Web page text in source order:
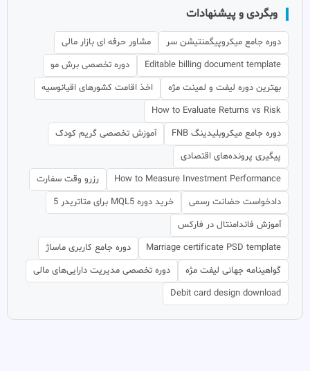
وبگردی و پیشنهادات
دوره جامع میکروپیگمنتیشن سر
مشاور حرفه ای بازار مالی
Editable billing document template
دوره تخصصی برش مو
بهترین دوره لیفت و لمینت مژه
اخذ اقامت کشورهای اقیانوسیه
How to Evaluate Returns vs Risk
دوره جامع میکروبلیدینگ FNB
آموزش تخصصی گریم کودک
پیگیری پرونده‌های اقتصادی
How to Measure Investment Performance
رزرو وقت سفارت
دادخواست حضانت رسمی
خرید دوره MQL5 برای متاتریدر 5
آموزش فاندامنتال در فارکس
Marriage certificate PSD template
دوره جامع کاربری ماساژ
گواهینامه جهانی لیفت مژه
دوره تخصصی مدیریت دارایی‌های مالی
Debit card design download